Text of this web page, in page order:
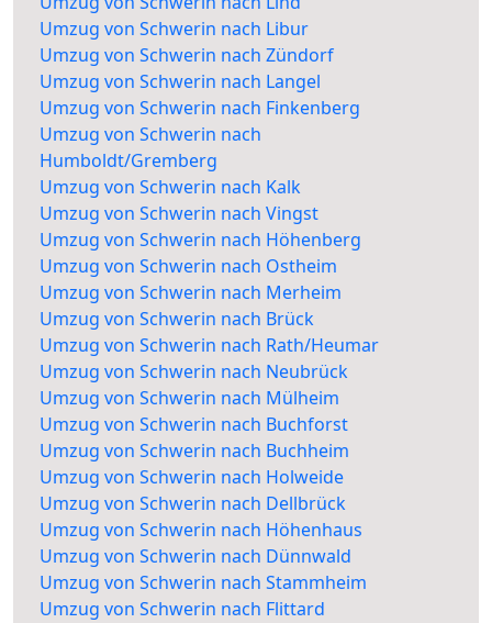
Umzug von Schwerin nach Libur
Umzug von Schwerin nach Zündorf
Umzug von Schwerin nach Langel
Umzug von Schwerin nach Finkenberg
Umzug von Schwerin nach
Humboldt/Gremberg
Umzug von Schwerin nach Kalk
Umzug von Schwerin nach Vingst
Umzug von Schwerin nach Höhenberg
Umzug von Schwerin nach Ostheim
Umzug von Schwerin nach Merheim
Umzug von Schwerin nach Brück
Umzug von Schwerin nach Rath/Heumar
Umzug von Schwerin nach Neubrück
Umzug von Schwerin nach Mülheim
Umzug von Schwerin nach Buchforst
Umzug von Schwerin nach Buchheim
Umzug von Schwerin nach Holweide
Umzug von Schwerin nach Dellbrück
Umzug von Schwerin nach Höhenhaus
Umzug von Schwerin nach Dünnwald
Umzug von Schwerin nach Stammheim
Umzug von Schwerin nach Flittard